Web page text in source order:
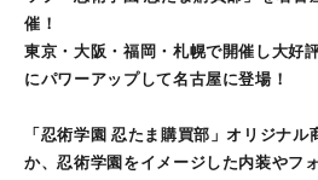
催！
東京・大阪・福岡・札幌で開催し大好
にパワーアップして名古屋に登場！
「忍術学園 忍たま購買部」オリジナ
か、忍術学園をイメージした内装やフ